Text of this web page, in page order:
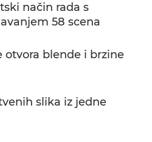
način rada s
58 scena
otvora blende i brzine
slika iz jedne